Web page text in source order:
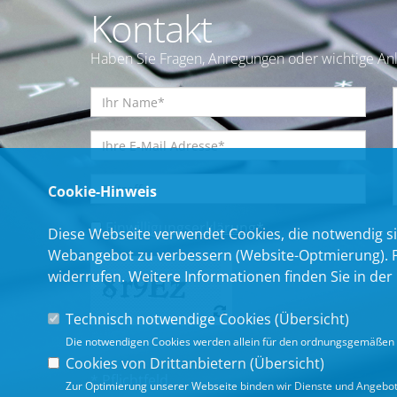
Kontakt
Haben Sie Fragen, Anregungen oder wichtige
Einwilligungserklärung*
* Pflichtfeld
Cookie-Hinweis
Diese Webseite verwendet Cookies, die
Webangebot zu verbessern (Website-
widerrufen. Weitere Informationen finden Sie in der
Technisch notwendige Cookies (Übersicht)
Die notwendigen Cookies werden allein für den
Cookies von Drittanbietern (Übersicht)
Zur Optimierung unserer Webseite binden wir Dienste und